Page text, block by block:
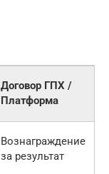
Договор ГПХ /
Платформа
Вознаграждение
за результат